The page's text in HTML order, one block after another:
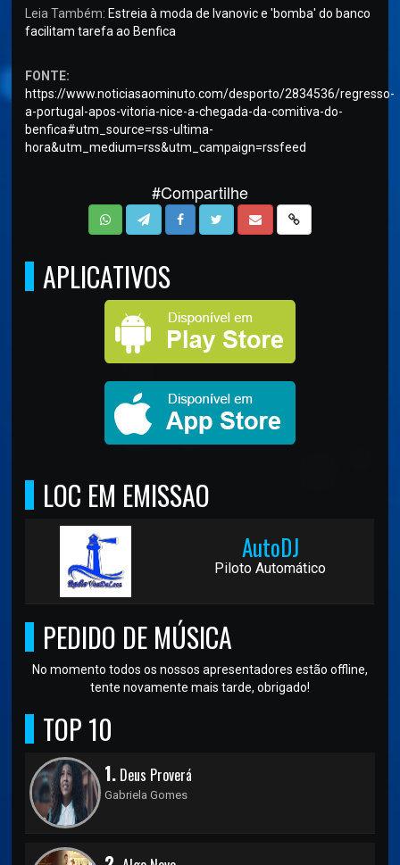
Leia Também: Estreia à moda de Ivanovic e 'bomba' do banco
facilitam tarefa ao Benfica
FONTE:
https://www.noticiasaominuto.com/desporto/2834536/regresso-
a-portugal-apos-vitoria-nice-a-chegada-da-comitiva-do-
benfica#utm_source=rss-ultima-
hora&utm_medium=rss&utm_campaign=rssfeed
#Compartilhe
APLICATIVOS
LOC EM EMISSAO
AutoDJ
Piloto Automático
PEDIDO DE MÚSICA
No momento todos os nossos apresentadores estão offline,
tente novamente mais tarde, obrigado!
TOP 10
1. Deus Proverá
Gabriela Gomes